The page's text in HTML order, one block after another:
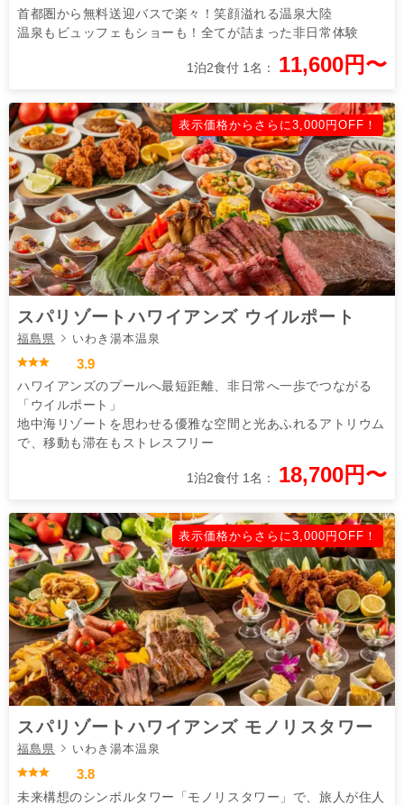
首都圏から無料送迎バスで楽々！笑顔溢れる温泉大陸
温泉もビュッフェもショーも！全てが詰まった非日常体験
1泊2食付 1名： 11,600円〜
表示価格からさらに3,000円OFF！
スパリゾートハワイアンズ ウイルポート
福島県 いわき湯本温泉
3.9
ハワイアンズのプールへ最短距離、非日常へ一歩でつながる
「ウイルポート」
地中海リゾートを思わせる優雅な空間と光あふれるアトリウム
で、移動も滞在もストレスフリー
1泊2食付 1名： 18,700円〜
表示価格からさらに3,000円OFF！
スパリゾートハワイアンズ モノリスタワー
福島県 いわき湯本温泉
3.8
未来構想のシンボルタワー「モノリスタワー」で、旅人が住人